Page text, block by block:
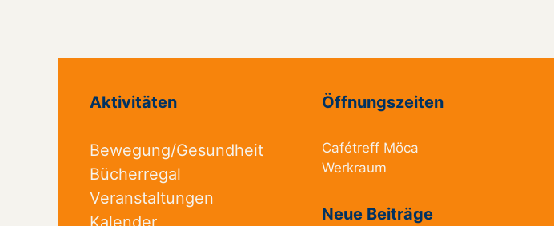
Aktivitäten
Bewegung/Gesundheit
Bücherregal
Veranstaltungen
Kalender
Öffnungszeiten
Cafétreff Möca
Werkraum
Neue Beiträge